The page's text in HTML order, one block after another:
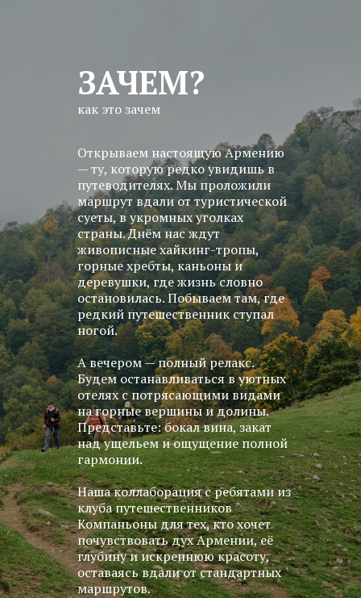
ЗАЧЕМ?
Открываем настоящую Армению
— ту, которую редко увидишь в
путеводителях. Мы проложили
маршрут вдали от туристической
суеты, в укромных уголках
страны. Днём нас ждут
живописные хайкинг-тропы,
горные хребты, каньоны и
деревушки, где жизнь словно
остановилась. Побываем там, где
редкий путешественник ступал
ногой.
А вечером — полный релакс.
Будем останавливаться в уютных
отелях с потрясающими видами
на горные вершины и долины.
Представьте: бокал вина, закат
над ущельем и ощущение полной
гармонии.
Наша коллаборация с ребятами из
клуба путешественников
Компаньоны для тех, кто хочет
почувствовать дух Армении, её
глубину и искреннюю красоту,
оставаясь вдали от стандартных
маршрутов.
как это зачем